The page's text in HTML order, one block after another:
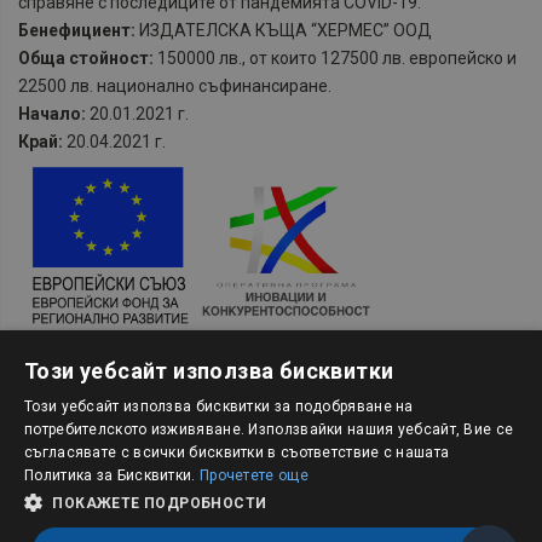
Бенефициент: ИЗДАТЕЛСКА КЪЩА “ХЕРМЕС” ООД
Обща стойност: 150000 лв., от които 127500 лв. европейско и
22500 лв. национално съфинансиране.
Начало: 20.01.2021 г.
Край: 20.04.2021 г.
оборотен капитал за МСП, засегнати от временните
противоепидемични мерки II”
Бенефициент (предприятие получаващо подкрепа:
ИЗДАТЕЛСКА КЪЩА “ХЕРМЕС” ООД
Общата стойност на заявлението за подкрепа:
Начало:
14.07.2021 г.
Този уебсайт използва бисквитки
Този уебсайт използва бисквитки за подобряване на
потребителското изживяване. Използвайки нашия уебсайт, Вие се
съгласявате с всички бисквитки в съответствие с нашата
Политика за Бисквитки. Прочетете още
ПОКАЖЕТЕ ПОДРОБНОСТИ